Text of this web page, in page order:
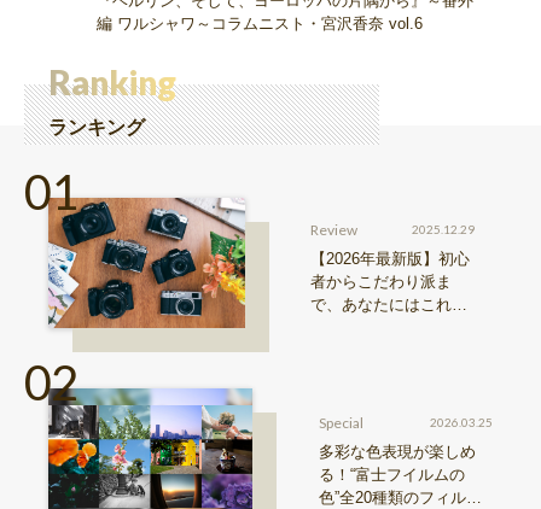
編 ワルシャワ～コラムニスト・宮沢香奈 vol.6
Ranking
ランキング
Review 2025.12.29
【2026年最新版】初心
者からこだわり派ま
で、あなたにはこれが
Special 2026.03.25
多彩な色表現が楽しめ
る！“富士フイルムの
色”全20種類のフィルム